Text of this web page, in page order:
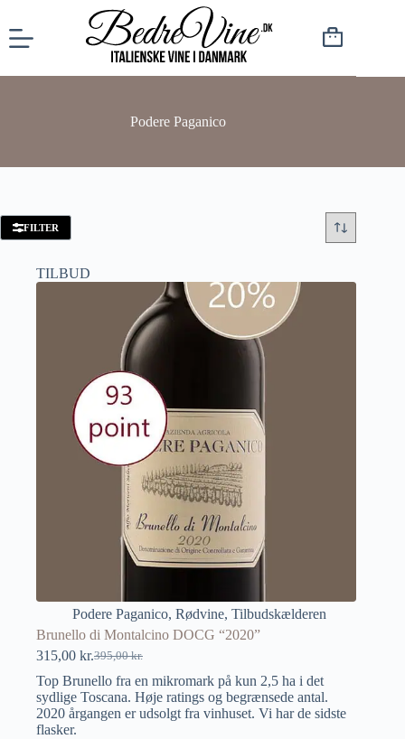
Podere Paganico
FILTER
TILBUD
Podere Paganico, Rødvine, Tilbudskælderen
Brunello di Montalcino DOCG “2020”
395,00kr.
315,00 kr.
Top Brunello fra en mikromark på kun 2,5 ha i det
sydlige Toscana. Høje ratings og begrænsede antal.
2020 årgangen er udsolgt fra vinhuset. Vi har de sidste
flasker.